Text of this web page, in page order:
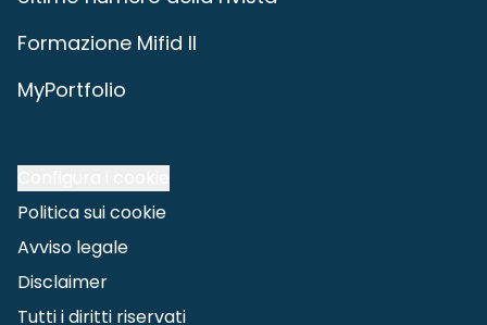
Formazione Mifid II
MyPortfolio
Politica sui cookie
Avviso legale
Disclaimer
Tutti i diritti riservati